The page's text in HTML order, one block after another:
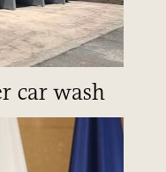
car wash